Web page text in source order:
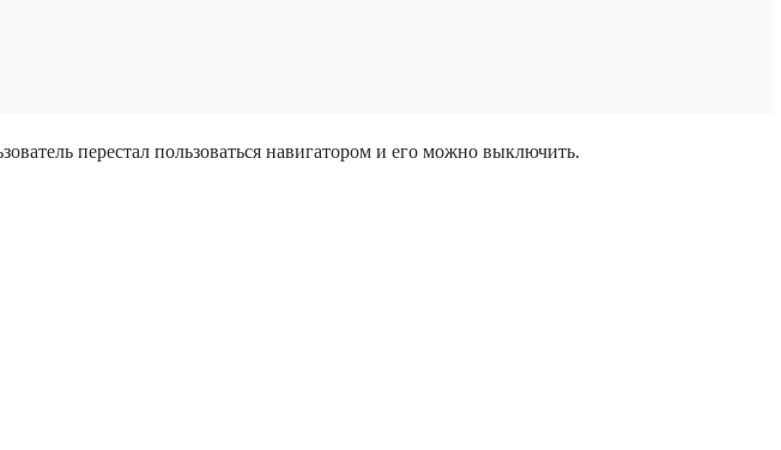
перестал пользоваться навигатором и его можно выключить.